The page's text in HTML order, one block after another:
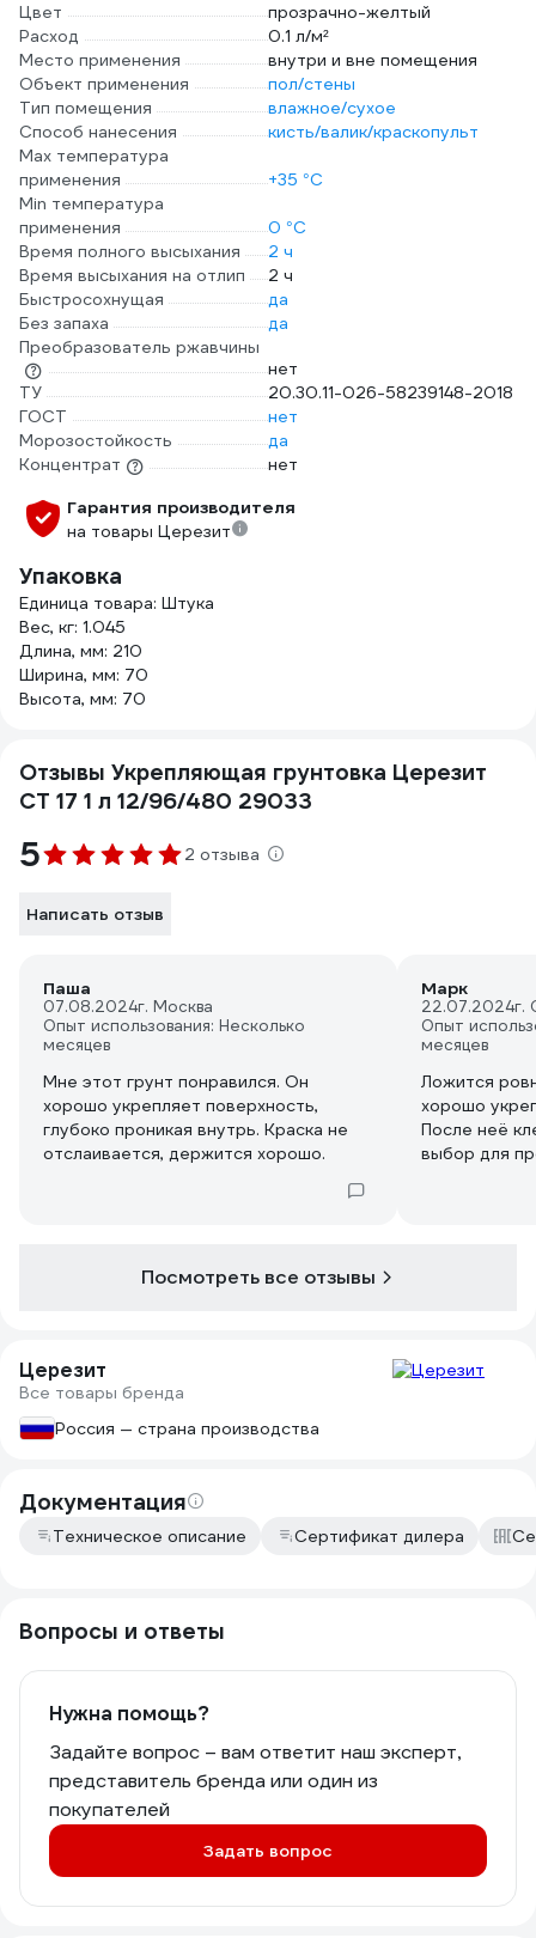
Цвет
прозрачно-желтый
Расход
0.1 л/м²
Место применения
внутри и вне помещения
Объект применения
пол/стены
Тип помещения
влажное/сухое
Способ нанесения
кисть/валик/краскопульт
Max температура
применения
+35 °С
Min температура
применения
0 °С
Время полного высыхания
2 ч
Время высыхания на отлип
2 ч
Быстросохнущая
да
Без запаха
да
Преобразователь ржавчины
нет
ТУ
20.30.11-026-58239148-2018
ГОСТ
нет
Морозостойкость
да
Концентрат
нет
Гарантия производителя
на товары Церезит
Упаковка
Единица товара: Штука
Вес, кг: 1.045
Длина, мм: 210
Ширина, мм: 70
Высота, мм: 70
Отзывы Укрепляющая грунтовка Церезит
CT 17 1 л 12/96/480 29033
5 2 отзыва
Написать отзыв
Паша
07.08.2024г. Москва
Опыт использования: Несколько
месяцев
Мне этот грунт понравился. Он
хорошо укрепляет поверхность,
глубоко проникая внутрь. Краска не
отслаивается, держится хорошо.
Марк
22.07.2024г.
Опыт
месяцев
Ложится
хорошо
После неё
выбор для
Посмотреть все отзывы
Церезит
Все товары бренда
Россия — страна производства
Документация
Техническое описание Сертификат дилера
Вопросы и ответы
Нужна помощь?
Задайте вопрос – вам ответит наш эксперт,
представитель бренда или один из
покупателей
Задать вопрос